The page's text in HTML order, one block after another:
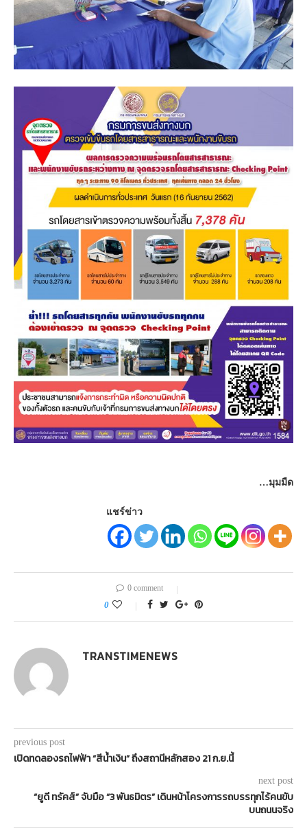
…มุมมืด
แชร์ข่าว
0 comment
0
TRANSTIMENEWS
previous post
เปิดทดลองรถไฟฟ้า “สีน้ำเงิน” ถึงสถานีหลักสอง 21 ก.ย.นี้
next post
“ยูดี ทรัคส์” จับมือ “3 พันธมิตร” เดินหน้าโครงการรถบรรทุกไร้คนขับ
บนถนนจริง